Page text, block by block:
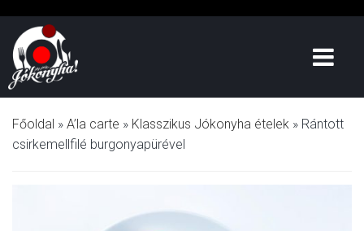
Főoldal » A’la carte » Klasszikus Jókonyha ételek » Rántott
csirkemellfilé burgonyapürével